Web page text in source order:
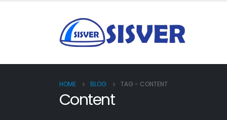
HOME BLOG TAG - CONTENT
Content